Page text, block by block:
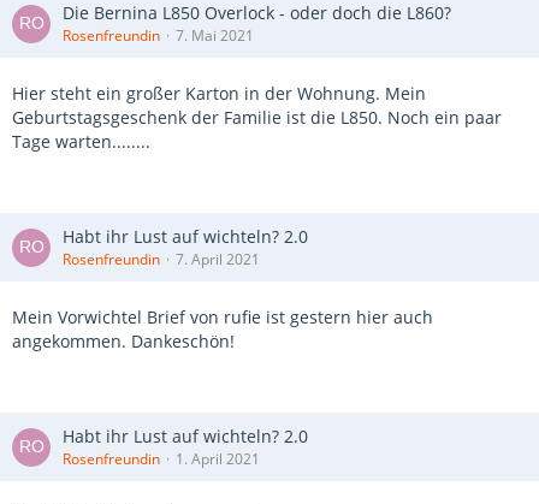
Die Bernina L850 Overlock - oder doch die L860?
Rosenfreundin 7. Mai 2021
Hier steht ein großer Karton in der Wohnung. Mein
Geburtstagsgeschenk der Familie ist die L850. Noch ein paar
Tage warten........
Habt ihr Lust auf wichteln? 2.0
Rosenfreundin 7. April 2021
Mein Vorwichtel Brief von rufie ist gestern hier auch
angekommen. Dankeschön!
Habt ihr Lust auf wichteln? 2.0
Rosenfreundin 1. April 2021